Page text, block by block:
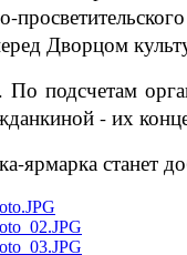
Дворцом
подсчетам
- их
ярмарка станет